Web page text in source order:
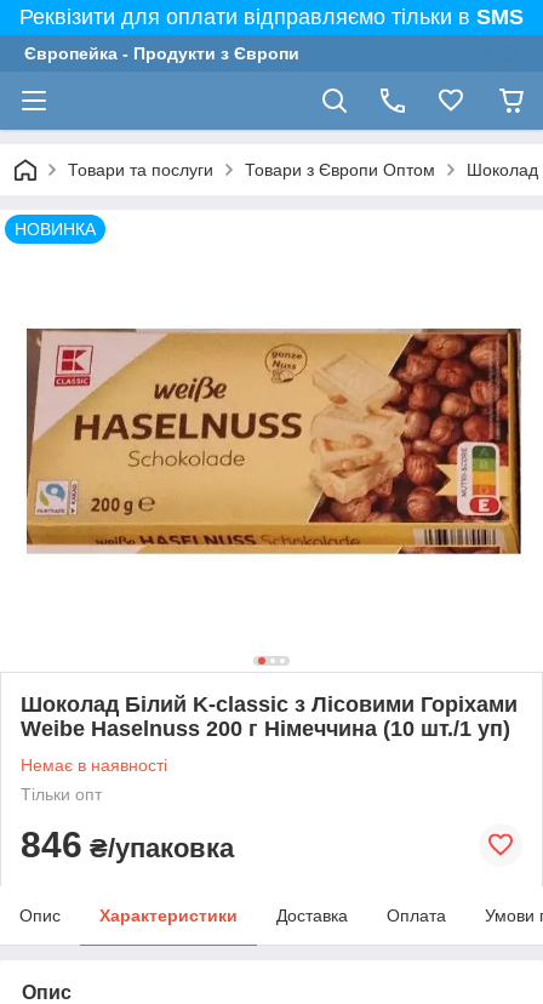
Реквізити для оплати відправляємо тільки в SMS
Європейка - Продукти з Європи
Товари та послуги Товари з Європи Оптом Шоколад
НОВИНКА
Шоколад Білий K-classic з Лісовими Горіхами
Weibe Haselnuss 200 г Німеччина (10 шт./1 уп)
Немає в наявності
Тільки опт
846 ₴/упаковка
Опис Характеристики Доставка Оплата Умови
Опис